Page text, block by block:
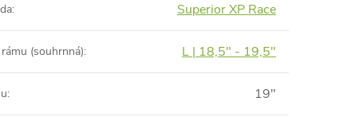
: Superior XP Race
(souhrnná): L | 18,5" - 19,5"
: 19"